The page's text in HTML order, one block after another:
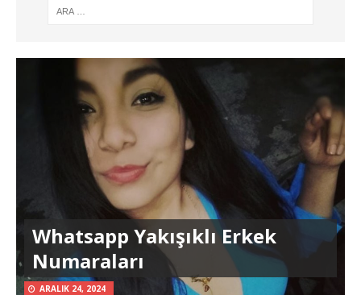
Whatsapp Yakışıklı Erkek
Numaraları
ARALIK 24, 2024